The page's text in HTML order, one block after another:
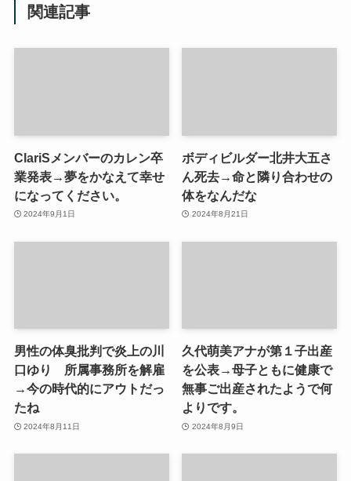
関連記事
ClariSメンバーのカレン卒
業発表→夢をかなえて幸せ
になってください。
2024年9月1日
ボディビルダー北井大五さ
ん死去→命と隣り合わせの
体をなんだな
2024年8月21日
男性の体臭批判で炎上の川
口ゆり 所属事務所を解雇
→今の時代的にアウトだっ
たね
2024年8月11日
久代萌美アナが第１子出産
を公表→母子ともに健康で
無事ご出産されたようで何
よりです。
2024年8月9日